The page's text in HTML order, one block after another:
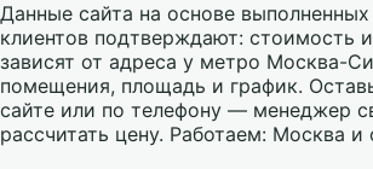
Данные сайта на основе
клиентов подтверждают: стоимость
зависят от адреса у метро Москва-
помещения, площадь и график.
сайте или по телефону — менеджер
рассчитать цену. Работаем: Москва и